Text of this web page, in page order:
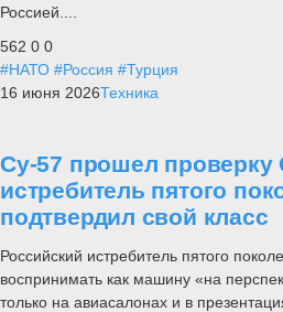
Россией....
562 0 0
#НАТО #Россия #Турция
16 июня 2026Техника
Су-57 прошел проверку
истребитель пятого
подтвердил свой класс
Российский истребитель пятого
воспринимать как машину «на
только на авиасалонах и в